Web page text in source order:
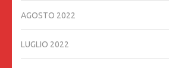
AGOSTO 2022
LUGLIO 2022